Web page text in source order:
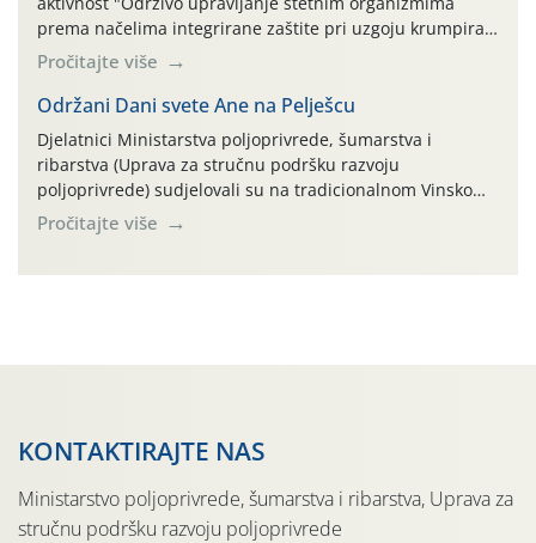
prema načelima integrirane zaštite pri uzgoju krumpira"
na pokusnom polju "Poredje", kraj naselja Belica (ARKOD
parcela ID 2445031) (središnji dio Međimurske županije).
Pročitajte više
Održani Dani svete Ane na Pelješcu
Djelatnici Ministarstva poljoprivrede, šumarstva i
ribarstva (Uprava za stručnu podršku razvoju
poljoprivrede) sudjelovali su na tradicionalnom Vinskom
forumu, održanom 24.07.2026. godine u Domu vinarske
tradicije u Putnikovićima na poluotoku Pelješcu, u
Pročitajte više
KONTAKTIRAJTE NAS
Ministarstvo poljoprivrede, šumarstva i ribarstva, Uprava za
stručnu podršku razvoju poljoprivrede